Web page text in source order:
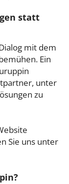
statt
mit dem
Ein
unter
zu
Sie uns unter